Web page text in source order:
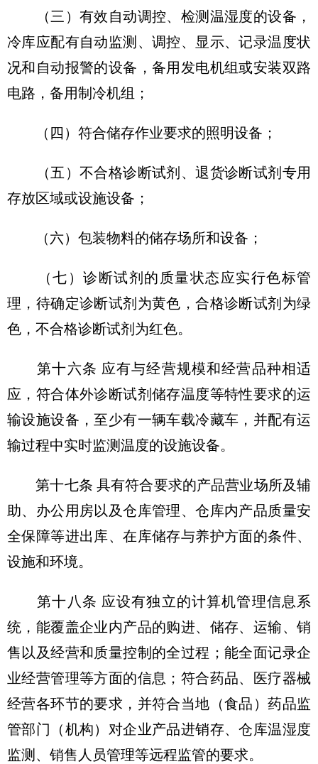
（三）有效自动调控、检测温湿度的设备，
冷库应配有自动监测、调控、显示、记录温度状
况和自动报警的设备，备用发电机组或安装双路
电路，备用制冷机组；
（四）符合储存作业要求的照明设备；
（五）不合格诊断试剂、退货诊断试剂专用
存放区域或设施设备；
（六）包装物料的储存场所和设备；
（七）诊断试剂的质量状态应实行色标管
理，待确定诊断试剂为黄色，合格诊断试剂为绿
色，不合格诊断试剂为红色。
第十六条 应有与经营规模和经营品种相适
应，符合体外诊断试剂储存温度等特性要求的运
输设施设备，至少有一辆车载冷藏车，并配有运
输过程中实时监测温度的设施设备。
第十七条 具有符合要求的产品营业场所及辅
助、办公用房以及仓库管理、仓库内产品质量安
全保障等进出库、在库储存与养护方面的条件、
设施和环境。
第十八条 应设有独立的计算机管理信息系
统，能覆盖企业内产品的购进、储存、运输、销
售以及经营和质量控制的全过程；能全面记录企
业经营管理等方面的信息；符合药品、医疗器械
经营各环节的要求，并符合当地（食品）药品监
管部门（机构）对企业产品进销存、仓库温湿度
监测、销售人员管理等远程监管的要求。